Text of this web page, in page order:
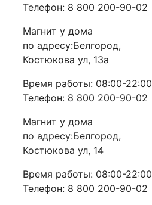
Телефон: 8 800 200-90-02
Магнит у дома
по адресу:Белгород,
Костюкова ул, 13а
Время работы: 08:00-22:00
Телефон: 8 800 200-90-02
Магнит у дома
по адресу:Белгород,
Костюкова ул, 14
Время работы: 08:00-22:00
Телефон: 8 800 200-90-02